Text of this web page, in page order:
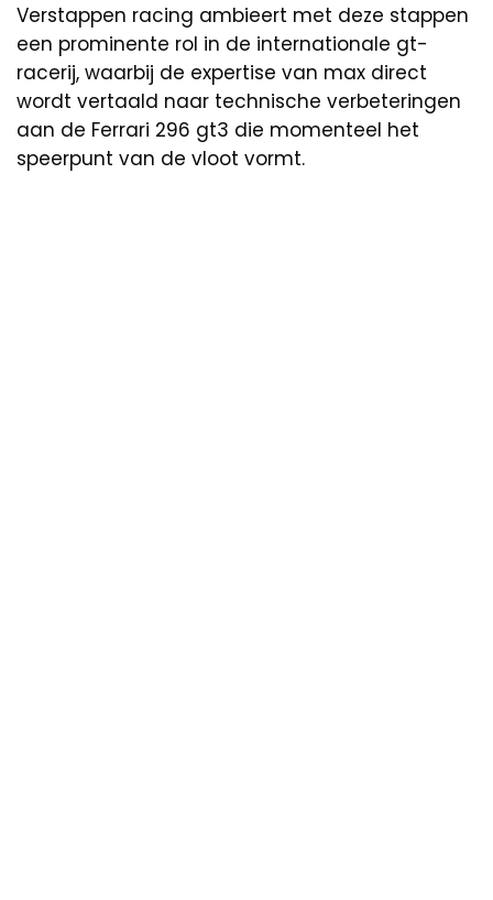
Verstappen racing ambieert met deze stappen
een prominente rol in de internationale gt-
racerij, waarbij de expertise van max direct
wordt vertaald naar technische verbeteringen
aan de Ferrari 296 gt3 die momenteel het
speerpunt van de vloot vormt.